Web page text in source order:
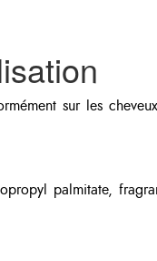
sur les
palmitate,